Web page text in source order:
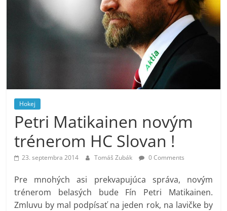
Hokej
Petri Matikainen novým
trénerom HC Slovan !
23. septembra 2014 Tomáš Zubák 0 Comments
Pre mnohých asi prekvapujúca správa, novým
trénerom belasých bude Fín Petri Matikainen.
Zmluvu by mal podpísať na jeden rok, na lavičke by